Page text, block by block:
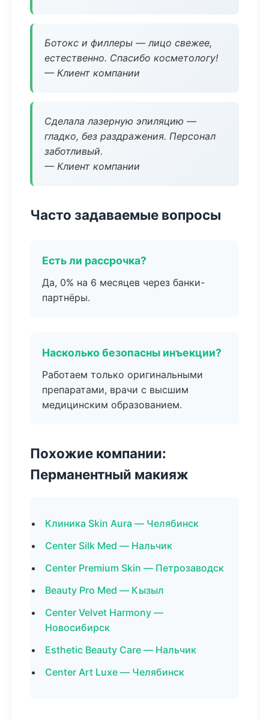
Ботокс и филлеры — лицо свежее,
естественно. Спасибо косметологу!
— Клиент компании
Сделала лазерную эпиляцию —
гладко, без раздражения. Персонал
заботливый.
— Клиент компании
Часто задаваемые вопросы
Есть ли рассрочка?
Да, 0% на 6 месяцев через банки-
партнёры.
Насколько безопасны инъекции?
Работаем только оригинальными
препаратами, врачи с высшим
медицинским образованием.
Похожие компании:
Перманентный макияж
Клиника Skin Aura — Челябинск
Center Silk Med — Нальчик
Center Premium Skin — Петрозаводск
Beauty Pro Med — Кызыл
Center Velvet Harmony —
Новосибирск
Esthetic Beauty Care — Нальчик
Center Art Luxe — Челябинск